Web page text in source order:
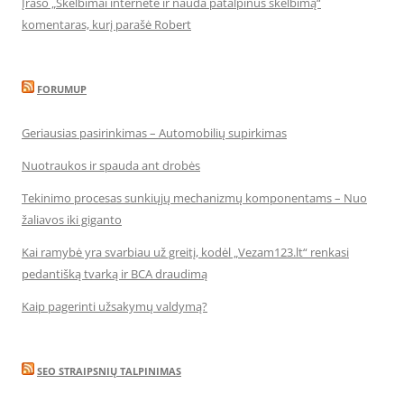
komentaras, kurį parašė Robert
FORUMUP
Geriausias pasirinkimas – Automobilių supirkimas
Nuotraukos ir spauda ant drobės
Tekinimo procesas sunkiųjų mechanizmų komponentams – Nuo
žaliavos iki giganto
Kai ramybė yra svarbiau už greitį, kodėl „Vezam123.lt“ renkasi
pedantišką tvarką ir BCA draudimą
Kaip pagerinti užsakymų valdymą?
SEO STRAIPSNIŲ TALPINIMAS